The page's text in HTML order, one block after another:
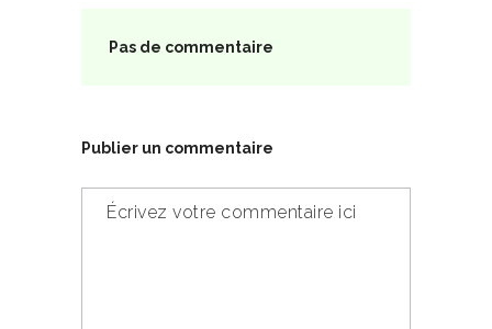
Pas de commentaire
Publier un commentaire